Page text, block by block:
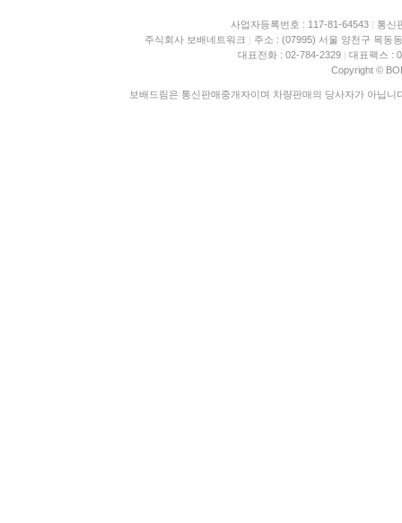
사업자등록번호 : 117-81-64543 | 통신
주식회사 보배네트워크 | 주소 : (07995) 서울 양천구 목동
대표전화 : 02-784-2329 | 대표팩스 :
Copyright ©
보배드림은 통신판매중개자이며 차량판매의 당사자가 아닙